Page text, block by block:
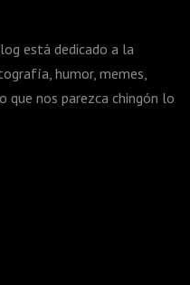
está dedicado a la
humor, memes,
que nos parezca chingón lo